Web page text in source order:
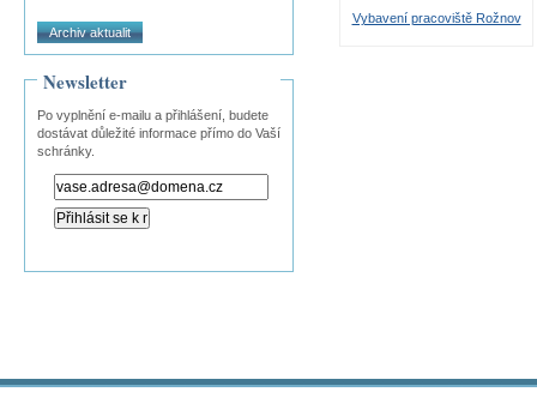
Archiv aktualit
Newsletter
Po vyplnění e-mailu a přihlášení, budete
dostávat důležité informace přímo do Vaší
schránky.
Vybavení pracoviště Rožnov